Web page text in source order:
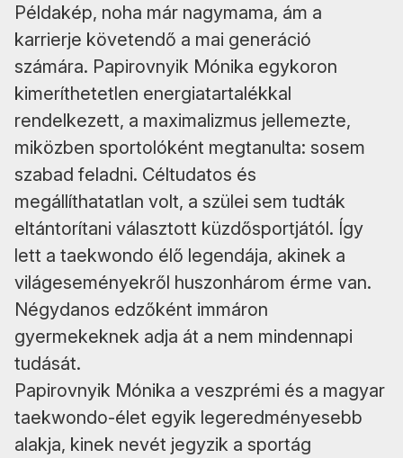
Példakép, noha már nagymama, ám a
karrierje követendő a mai generáció
számára. Papirovnyik Mónika egykoron
kimeríthetetlen energiatartalékkal
rendelkezett, a maximalizmus jellemezte,
miközben sportolóként megtanulta: sosem
szabad feladni. Céltudatos és
megállíthatatlan volt, a szülei sem tudták
eltántorítani választott küzdősportjától. Így
lett a taekwondo élő legendája, akinek a
világeseményekről huszonhárom érme van.
Négydanos edzőként immáron
gyermekeknek adja át a nem mindennapi
tudását.
Papirovnyik Mónika a veszprémi és a magyar
taekwondo-élet egyik legeredményesebb
alakja, kinek nevét jegyzik a sportág